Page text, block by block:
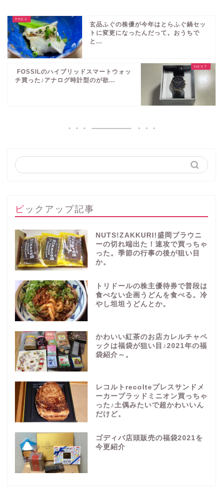
玄品ふぐの株優が今年はとらふぐ鍋セッ
トに変更になったんだって。おうちで
と...
FOSSILのハイブリッドスマートウォッ
チ買った♪アナログ時計型のが欲...
ピックアップ記事
NUTS!ZAKKURI!盛岡ブラウニ
ーの切れ端出た！速攻で買っちゃ
った。季節の行事の後が狙い目
か。
トリドールの株主優待券で普段は
食べない企画うどんを食べる。冷
やし坦坦うどんとか。
かわいい紅茶のお店カレルチャペ
ックは福袋が狙い目♪2021年の福
袋紹介～。
レコルトrecolteプレスサンドメ
ーカープラッドミニオン買っちゃ
った♪土偶みたいで超かわいいん
だけど。
ゴディバ店頭販売の福袋2021を
今更紹介